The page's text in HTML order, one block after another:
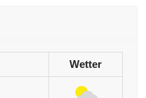
Wetter